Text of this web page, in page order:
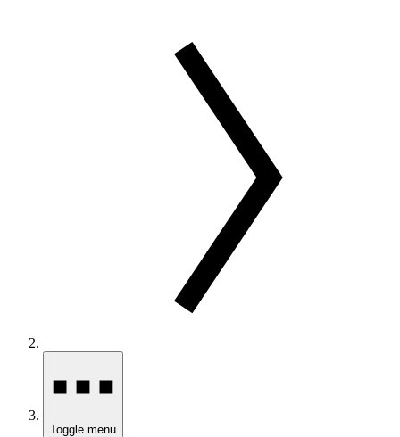
Toggle menu